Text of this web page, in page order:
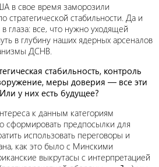
в свое время заморозили
стратегической стабильности. Да и
глаза: все, что нужно уходящей
в глубину наших ядерных арсеналов
ДСНВ.
стабильность, контроль
меры доверия — все эти
у них есть будущее?
к данным категориям
сформировать предпосылки для
использовать переговоры и
как это было с Минскими
выкрутасы с интерпретацией